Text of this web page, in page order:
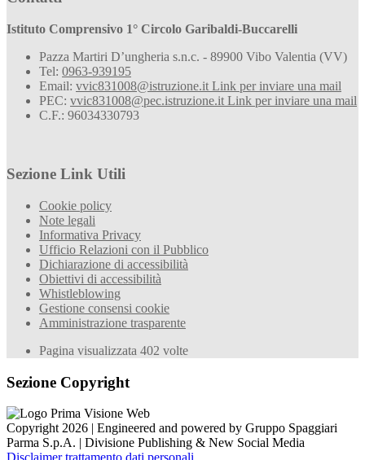
Istituto Comprensivo 1° Circolo Garibaldi-Buccarelli
Pazza Martiri D’ungheria s.n.c. - 89900 Vibo Valentia (VV)
Tel: 0963-939195
Email: vvic831008@istruzione.it Link per inviare una mail
PEC: vvic831008@pec.istruzione.it Link per inviare una mail
C.F.: 96034330793
Sezione Link Utili
Cookie policy
Note legali
Informativa Privacy
Ufficio Relazioni con il Pubblico
Dichiarazione di accessibilità
Obiettivi di accessibilità
Whistleblowing
Gestione consensi cookie
Amministrazione trasparente
Pagina visualizzata 402 volte
Sezione Copyright
Copyright 2026 | Engineered and powered by Gruppo Spaggiari
Parma S.p.A. | Divisione Publishing & New Social Media